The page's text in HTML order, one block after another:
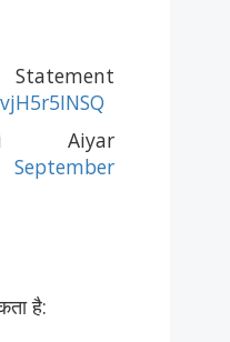
Aiyar
September
है: